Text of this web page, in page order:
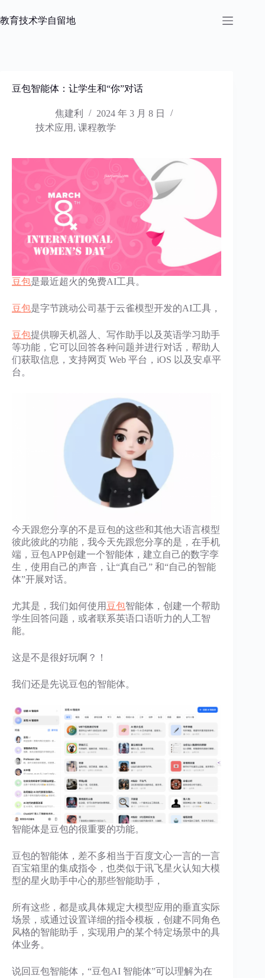
过
教育技术学自留地
豆包智能体：让学生和“你”对话
焦建利
2024 年 3 月 8 日
技术应用 , 课程教学
豆包是最近超火的免费AI工具。
豆包是字节跳动公司基于云雀模型开发的AI工具，
豆包提供聊天机器人、写作助手以及英语学习助手
等功能，它可以回答各种问题并进行对话，帮助人
们获取信息，支持网页 Web 平台，iOS 以及安卓平
台。
今天跟您分享的不是豆包的这些和其他大语言模型
彼此彼此的功能，我今天先跟您分享的是，在手机
端，豆包APP创建一个智能体，建立自己的数字孪
生，使用自己的声音，让“真自己” 和“自己的智能
体”开展对话。
尤其是，我们如何使用 豆包智能体，创建一个帮助
学生回答问题，或者联系英语口语听力的人工智
能。
这是不是很好玩啊？！
我们还是先说豆包的智能体。
智能体是豆包的很重要的功能。
豆包的智能体，差不多相当于百度文心一言的一言
百宝箱里的集成指令，也类似于讯飞星火认知大模
型的星火助手中心的那些智能助手，
所有这些，都是或具体规定大模型应用的垂直实际
场景，或通过设置详细的指令模板，创建不同角色
风格的智能助手，实现用户的某个特定场景中的具
体业务。
说回豆包智能体，“豆包AI 智能体”可以理解为在